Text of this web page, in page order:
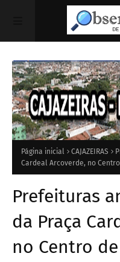
Página inicial CAJAZEIRAS
Cardeal Arcoverde, no
Prefeituras
da Praça
no Centro